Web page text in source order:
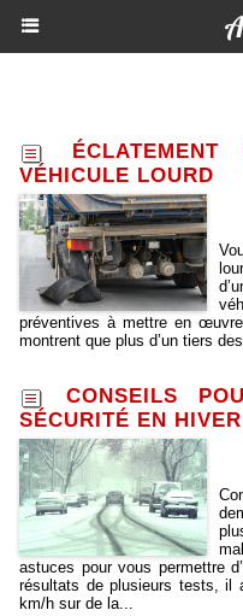
VÉHICULE LOURD
préventives à mettre en
montrent que plus d’un tiers
CONSEILS
SÉCURITÉ EN HIVER
astuces pour vous permettre
résultats de plusieurs tests, il
km/h sur de la...